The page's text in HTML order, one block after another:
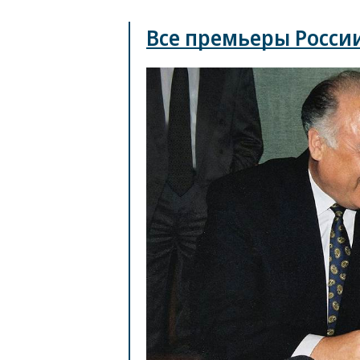
Все премьеры